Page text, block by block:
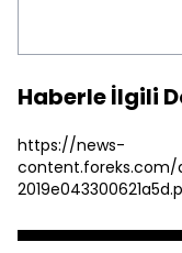
Haberle İlgili
https://news-